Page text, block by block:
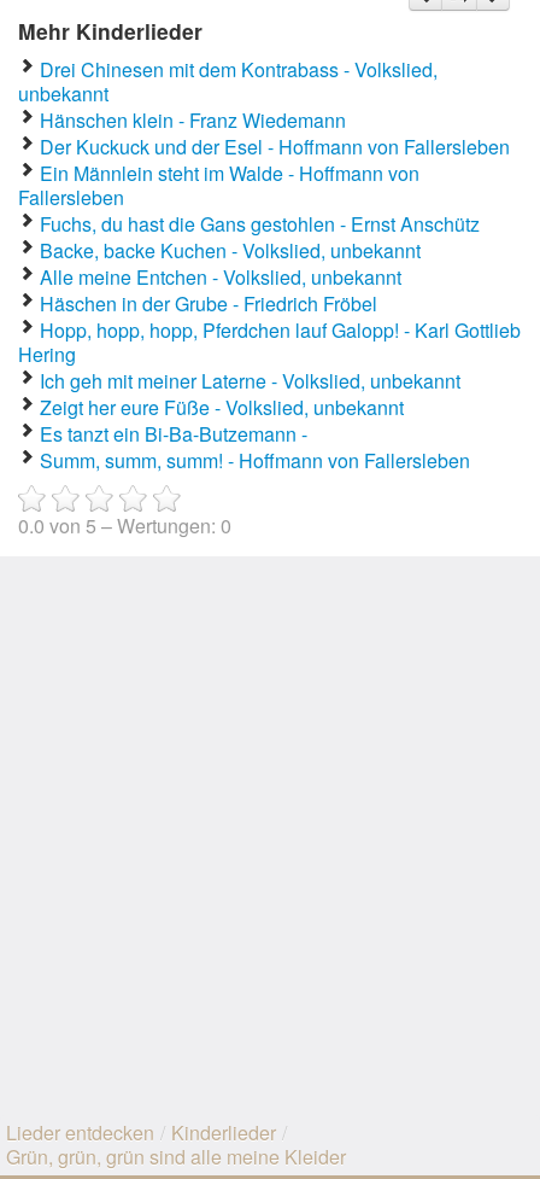
Mehr Kinderlieder
Drei Chinesen mit dem Kontrabass - Volkslied,
unbekannt
Hänschen klein - Franz Wiedemann
Der Kuckuck und der Esel - Hoffmann von Fallersleben
Ein Männlein steht im Walde - Hoffmann von
Fallersleben
Fuchs, du hast die Gans gestohlen - Ernst Anschütz
Backe, backe Kuchen - Volkslied, unbekannt
Alle meine Entchen - Volkslied, unbekannt
Häschen in der Grube - Friedrich Fröbel
Hopp, hopp, hopp, Pferdchen lauf Galopp! - Karl Gottlieb
Hering
Ich geh mit meiner Laterne - Volkslied, unbekannt
Zeigt her eure Füße - Volkslied, unbekannt
Es tanzt ein Bi-Ba-Butzemann -
Summ, summ, summ! - Hoffmann von Fallersleben
0.0 von 5 – Wertungen: 0
Lieder entdecken / Kinderlieder /
Grün, grün, grün sind alle meine Kleider